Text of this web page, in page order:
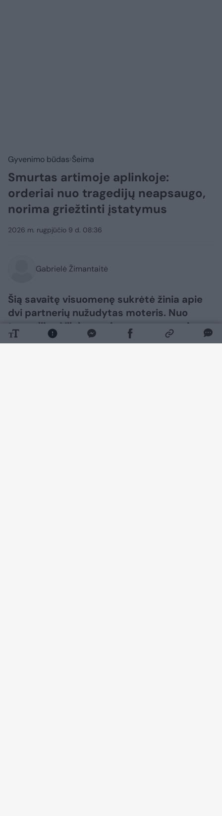
Gyvenimo būdas Šeima
Smurtas artimoje aplinkoje:
orderiai nuo tragedijų neapsaugo,
norima griežtinti įstatymus
2026 m. rugpjūčio 9 d. 08:36
Gabrielė Žimantaitė
Šią savaitę visuomenę sukrėtė žinia apie
dvi partnerių nužudytas moteris. Nuo
tragedijos Vilniaus rajone neapsaugojo
kaltininkui incidento išvakarėse paskirtas